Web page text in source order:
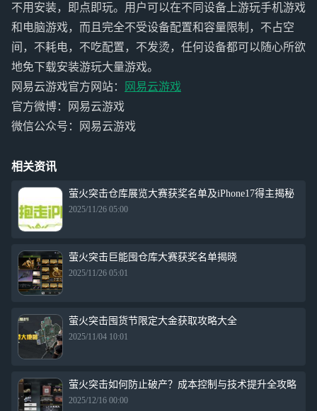
不用安装，即点即玩。用户可以在不同设备上游玩手机游戏
和电脑游戏，而且完全不受设备配置和容量限制，不占空
间，不耗电，不吃配置，不发烫，任何设备都可以随心所欲
地免下载安装游玩大量游戏。
网易云游戏官方网站：
网易云游戏
官方微博：网易云游戏
微信公众号：网易云游戏
相关资讯
萤火突击仓库展览大赛获奖名单及iPhone17得主揭秘
2025/11/26 05:00
萤火突击巨能囤仓库大赛获奖名单揭晓
2025/11/26 05:01
萤火突击囤货节限定大金获取攻略大全
2025/11/04 10:01
萤火突击如何防止破产？成本控制与技术提升全攻略
2025/12/16 00:00